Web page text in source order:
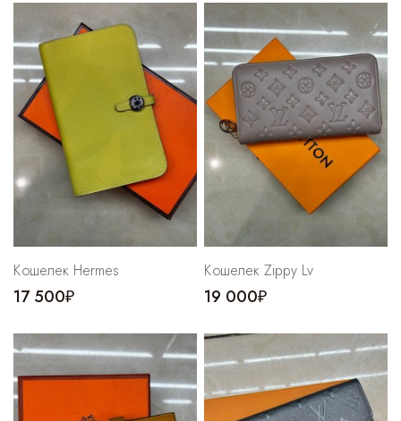
Кошелек Hermes
17 500₽
Кошелек Zippy Lv
19 000₽